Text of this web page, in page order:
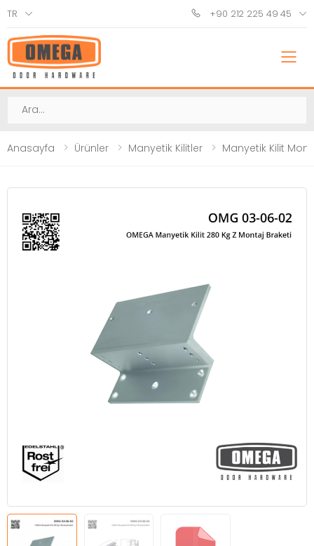
TR +90 212 225 49 45
Ara
Anasayfa Ürünler Manyetik Kilitler Manyetik Kilit